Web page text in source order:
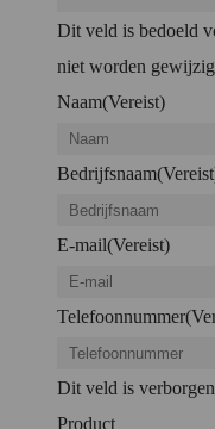
Dit veld is bedoeld
niet worden
Naam(Vereist)
Bedrijfsnaam
E-mail(Vereist)
Telefoonnummer
Dit veld is
Product